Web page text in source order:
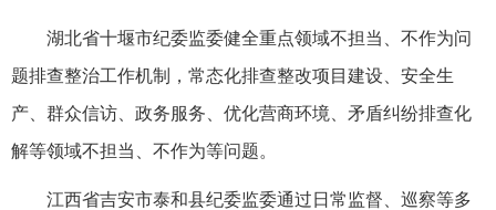
湖北省十堰市纪委监委健全重点领域不担当、不作为问
题排查整治工作机制，常态化排查整改项目建设、安全生
产、群众信访、政务服务、优化营商环境、矛盾纠纷排查化
解等领域不担当、不作为等问题。
江西省吉安市泰和县纪委监委通过日常监督、巡察等多